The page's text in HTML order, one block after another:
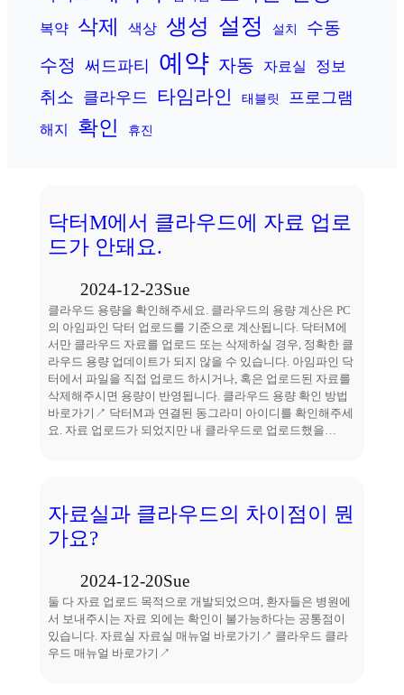
복약 삭제 색상 생성 설정 설치 수동
수정 써드파티 예약 자동 자료실 정보
취소 클라우드 타임라인 태블릿 프로그램
해지 확인 휴진
닥터M에서 클라우드에 자료 업로
드가 안돼요.
2024-12-23Sue
클라우드 용량을 확인해주세요. 클라우드의 용량 계산은 PC
의 아임파인 닥터 업로드를 기준으로 계산됩니다. 닥터M에
서만 클라우드 자료를 업로드 또는 삭제하실 경우, 정확한 클
라우드 용량 업데이트가 되지 않을 수 있습니다. 아임파인 닥
터에서 파일을 직접 업로드 하시거나, 혹은 업로드된 자료를
삭제해주시면 용량이 반영됩니다. 클라우드 용량 확인 방법
바로가기↗ 닥터M과 연결된 동그라미 아이디를 확인해주세
요. 자료 업로드가 되었지만 내 클라우드로 업로드했을…
자료실과 클라우드의 차이점이 뭔
가요?
2024-12-20Sue
둘 다 자료 업로드 목적으로 개발되었으며, 환자들은 병원에
서 보내주시는 자료 외에는 확인이 불가능하다는 공통점이
있습니다. 자료실 자료실 매뉴얼 바로가기↗ 클라우드 클라
우드 매뉴얼 바로가기↗